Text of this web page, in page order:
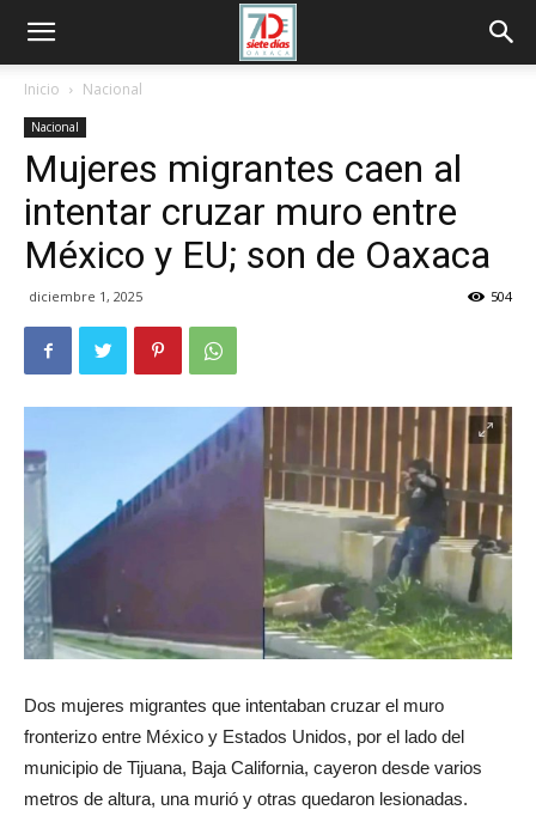
Inicio Nacional
Nacional
Mujeres migrantes caen al
intentar cruzar muro entre
México y EU; son de Oaxaca
diciembre 1, 2025 504
Dos mujeres migrantes que intentaban cruzar el muro
fronterizo entre México y Estados Unidos, por el lado del
municipio de Tijuana, Baja California, cayeron desde varios
metros de altura, una murió y otras quedaron lesionadas.